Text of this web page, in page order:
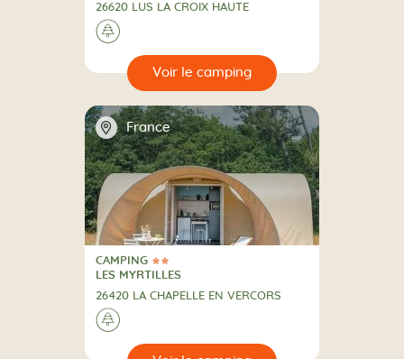
26620 LUS LA CROIX HAUTE
A la campagne
🌲
📍 France
2 Étoiles
CAMPING
CAMPING
LES MYRTILLES
26420 LA CHAPELLE EN VERCORS
A la campagne
🌲